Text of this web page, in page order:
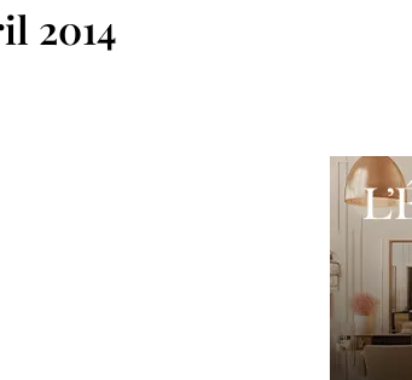
2014